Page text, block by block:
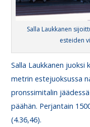
Salla Laukkanen
esteiden
Salla Laukkanen juoksi
metrin estejuoksussa
pronssimitalin
päähän. Perjantain
(4.36,46).